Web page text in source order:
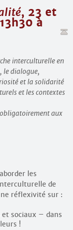
, 23 et
à
interculturelle en
le dialogue,
et la solidarité
et les contextes
aux
les
de
réflexivité sur :
sociaux – dans
!